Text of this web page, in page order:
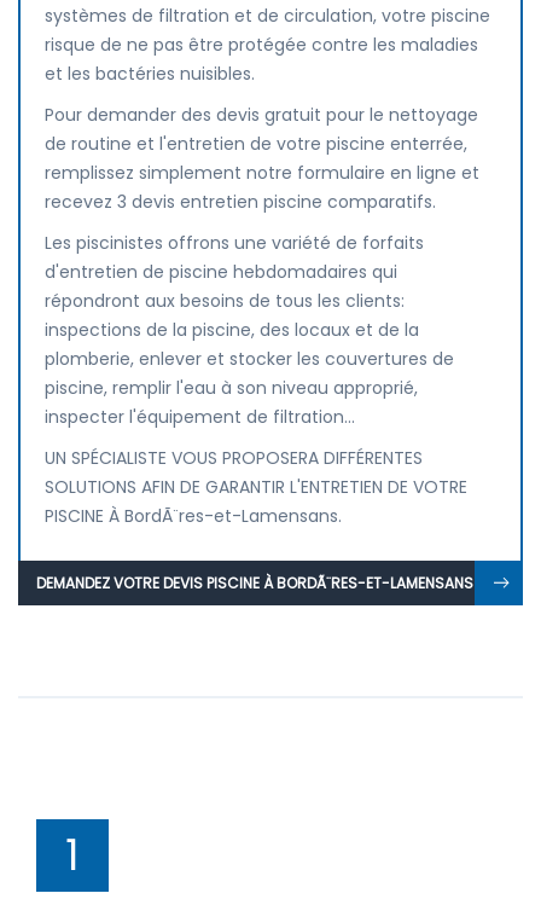
systèmes de filtration et de circulation, votre piscine
risque de ne pas être protégée contre les maladies
et les bactéries nuisibles.
Pour demander des devis gratuit pour le nettoyage
de routine et l'entretien de votre piscine enterrée,
remplissez simplement notre formulaire en ligne et
recevez 3 devis entretien piscine comparatifs.
Les piscinistes offrons une variété de forfaits
d'entretien de piscine hebdomadaires qui
répondront aux besoins de tous les clients:
inspections de la piscine, des locaux et de la
plomberie, enlever et stocker les couvertures de
piscine, remplir l'eau à son niveau approprié,
inspecter l'équipement de filtration...
UN SPÉCIALISTE VOUS PROPOSERA DIFFÉRENTES
SOLUTIONS AFIN DE GARANTIR L'ENTRETIEN DE VOTRE
PISCINE À BordÃ¨res-et-Lamensans.
DEMANDEZ VOTRE DEVIS PISCINE À BORDÃ¨RES-ET-LAMENSANS
1